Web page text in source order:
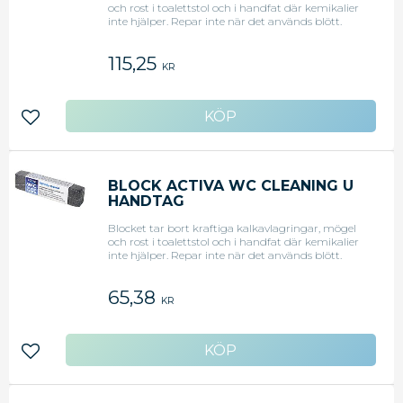
och rost i toalettstol och i handfat där kemikalier
inte hjälper. Repar inte när det används blött.
115,25 KR
Lägg till i favoriter
BLOCK ACTIVA WC CLEANING U
HANDTAG
Blocket tar bort kraftiga kalkavlagringar, mögel
och rost i toalettstol och i handfat där kemikalier
inte hjälper. Repar inte när det används blött.
65,38 KR
Lägg till i favoriter